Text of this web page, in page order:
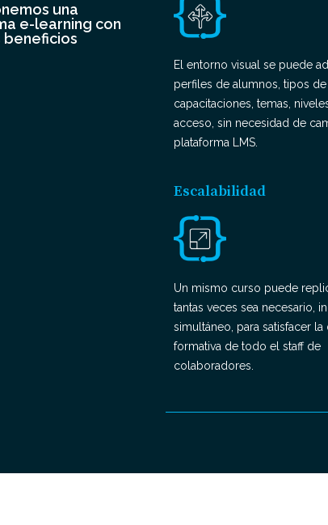
una
e-learning con
El entorno visual se puede
perfiles de alumnos, tipos de
capacitaciones, temas,
acceso, sin necesidad de
plataforma LMS.
Escalabilidad
Un mismo curso puede
tantas veces sea necesario,
simultáneo, para satisfacer la
formativa de todo el staff de
colaboradores.